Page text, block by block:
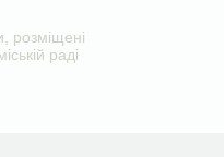
розміщені
раді